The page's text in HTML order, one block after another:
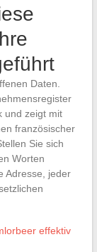
Daten.
und zeigt mit
französischer
Sie sich
Worten
Adresse, jeder
effektiv